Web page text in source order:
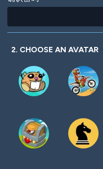
2. CHOOSE AN AVATAR